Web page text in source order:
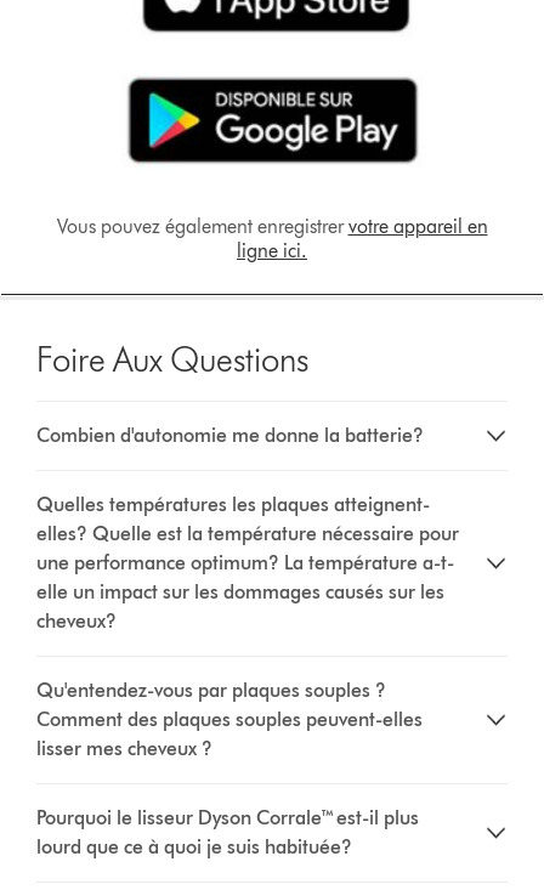
Vous pouvez également enregistrervotre appareil en
ligne ici.
Foire Aux Questions
Combien d'autonomie me donne la batterie?
Quelles températures les plaques atteignent-
elles? Quelle est la température nécessaire pour
une performance optimum? La température a-t-
elle un impact sur les dommages causés sur les
cheveux?
Qu'entendez-vous par plaques souples ?
Comment des plaques souples peuvent-elles
lisser mes cheveux ?
Pourquoi le lisseur Dyson Corrale™ est-il plus
lourd que ce à quoi je suis habituée?